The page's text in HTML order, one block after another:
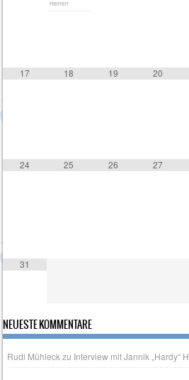
Herren
17 18 19 20
24 25 26 27
31
NEUESTE KOMMENTARE
Rudi Mühleck zu Interview mit Jannik „Hardy“